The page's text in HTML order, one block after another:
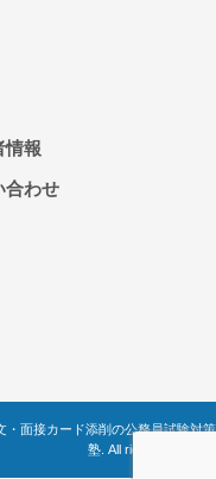
情報
合わせ
・面接カード添削の公務員試験対策
塾. All rights reserved.